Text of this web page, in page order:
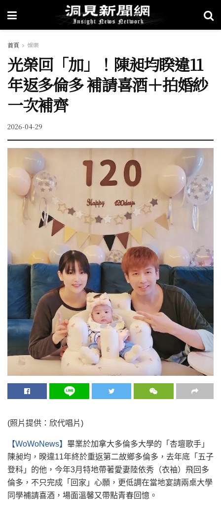
首頁 娛樂
光榮回「加」！陳昶均睽違11
年返多倫多 補請喜酒＋拍婚紗
一次補齊
2026-04-29
(照片提供：欣代唱片)
【WoWoNews】 畢業於加拿大多倫多大學的「杏壇歌手」
陳昶均，暌違11年終於重返第二故鄉多倫多，去年底「五子
登科」的他，今年3月特地帶著愛妻陸依秀（衣袖）飛回多
倫多，不只完成「回家」心願，更低調在當地宴請兩桌大學
同學補請喜酒，場面溫馨又帶點青春回憶。